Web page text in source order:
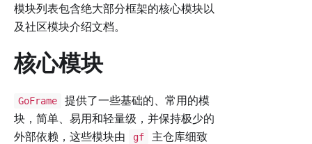
模块列表包含绝大部分框架的核心模块以
及社区模块介绍文档。
核心模块
GoFrame
提供了一些基础的、常用的模
块，简单、易用和轻量级，并保持极少的
外部依赖，这些模块由
gf
主仓库细致